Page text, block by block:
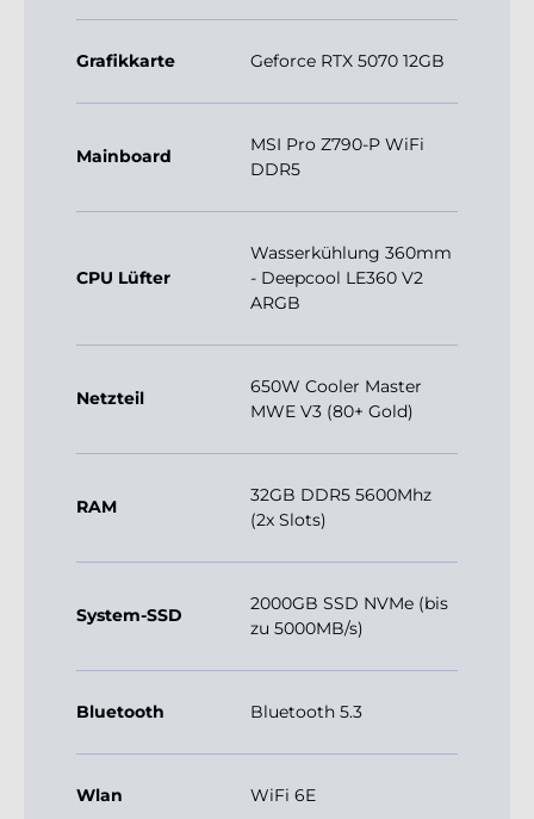
Grafikkarte Geforce RTX 5070 12GB
Mainboard
MSI Pro Z790-P WiFi
DDR5
CPU Lüfter
Wasserkühlung 360mm
- Deepcool LE360 V2
ARGB
Netzteil
650W Cooler Master
MWE V3 (80+ Gold)
RAM
32GB DDR5 5600Mhz
(2x Slots)
System-SSD
2000GB SSD NVMe (bis
zu 5000MB/s)
Bluetooth Bluetooth 5.3
Wlan WiFi 6E